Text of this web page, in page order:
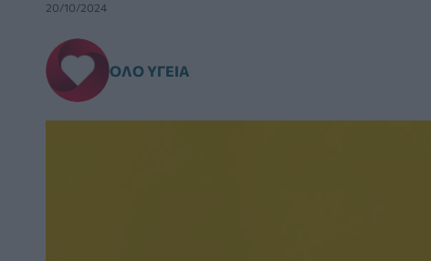
20/10/2024
ΌΛΟ ΥΓΕΊΑ